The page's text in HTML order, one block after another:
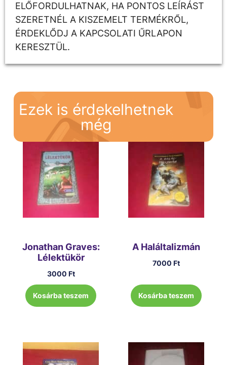
ELŐFORDULHATNAK, HA PONTOS LEÍRÁST
SZERETNÉL A KISZEMELT TERMÉKRŐL,
ÉRDEKLŐDJ A KAPCSOLATI ŰRLAPON
KERESZTÜL.
Ezek is érdekelhetnek
még
Jonathan Graves:
Lélektükör
3000 Ft
Kosárba teszem
A Haláltalizmán
7000 Ft
Kosárba teszem